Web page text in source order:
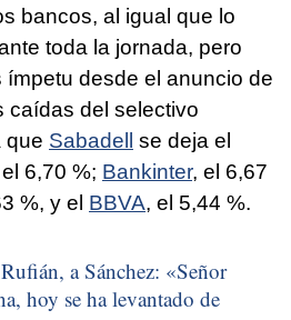
bancos, al igual que lo
toda la jornada, pero
desde el anuncio de
caídas del selectivo
que Sabadell se deja el
6,70 %; Bankinter, el 6,67
%, y el BBVA, el 5,44 %.
a Sánchez: «Señor
hoy se ha levantado de